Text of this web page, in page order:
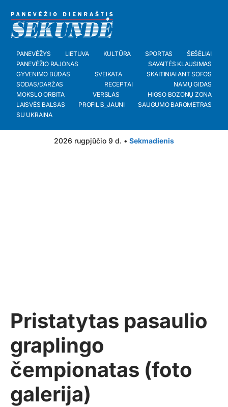
PANEVĖŽYS LIETUVA KULTŪRA SPORTAS
ŠEŠĖLIAI
PANEVĖŽIO RAJONAS
SAVAITĖS KLAUSIMAS
GYVENIMO BŪDAS
SVEIKATA
SKAITINIAI ANT SOFOS
SODAS/DARŽAS
RECEPTAI
NAMŲ GIDAS
MOKSLO ORBITA
VERSLAS
HIGSO BOZONŲ ZONA
LAISVĖS BALSAS
PROFILIS_JAUNI
SAUGUMO BAROMETRAS
SU UKRAINA
2026 rugpjūčio 9 d. • Sekmadienis
Pristatytas pasaulio
graplingo
čempionatas (foto
galerija)